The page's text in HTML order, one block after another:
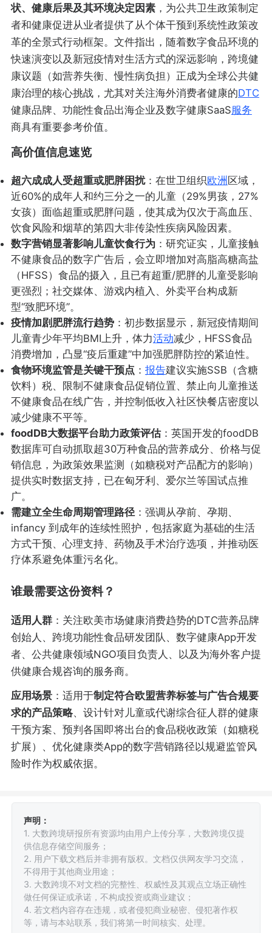
状、健康后果及其环境决定因素，为公共卫生政策制定
者和健康促进从业者提供了从个体干预到系统性政策改
革的全景式行动框架。文件指出，随着数字食品环境的
快速演变以及新冠疫情对生活方式的深远影响，跨境健
康议题（如营养失衡、慢性病负担）正成为全球公共健
康治理的核心挑战，尤其对关注海外消费者健康的DTC
健康品牌、功能性食品出海企业及数字健康SaaS服务
商具有重要参考价值。
高价值信息速览
超六成成人受超重或肥胖困扰：在世卫组织欧洲 区域，
近60%的成年人和约三分之一的儿童（29%男孩，27%
女孩）面临超重或肥胖问题，使其成为仅次于高血压、
饮食风险和烟草的第四大非传染性疾病风险因素。
数字营销显著影响儿童饮食行为 ：研究证实，儿童接触
不健康食品的数字广告后，会立即增加对高脂高糖高盐
（HFSS）食品的摄入，且已有超重/肥胖的儿童受影响
更强烈；社交媒体、游戏内植入、外卖平台构成新
型“致肥环境”。
疫情加剧肥胖流行趋势：初步数据显示，新冠疫情期间
儿童青少年平均BMI上升，体力活动减少，HFSS食品
消费增加，凸显“疫后重建”中加强肥胖防控的紧迫性。
食物环境监管是关键干预点 ： 报告建议实施SSB（含糖
饮料）税、限制不健康食品促销位置、禁止向儿童推送
不健康食品在线广告，并控制低收入社区快餐店密度以
减少健康不平等。
foodDB大数据平台助力政策评估：英国开发的foodDB
数据库可自动抓取超30万种食品的营养成分、价格与促
销信息，为政策效果监测（如糖税对产品配方的影响）
提供实时数据支持，已在匈牙利、爱尔兰等国试点推
广。
需建立全生命周期管理路径：强调从孕前、孕期、
infancy 到成年的连续性照护，包括家庭为基础的生活
方式干预、心理支持、药物及手术治疗选项，并推动医
疗体系避免体重污名化。
谁最需要这份资料？
适用人群：关注欧美市场健康消费趋势的DTC营养品牌
创始人、跨境功能性食品研发团队、数字健康App开发
者、公共健康领域NGO项目负责人、以及为海外客户提
供健康合规咨询的服务商。
应用场景：适用于制定符合欧盟营养标签与广告合规要
求的产品策略、设计针对儿童或代谢综合征人群的健康
干预方案、预判各国即将出台的食品税收政策（如糖税
扩展）、优化健康类App的数字营销路径以规避监管风
险时作为权威依据。
声明：
1. 大数跨境研报所有资源均由用户上传分享，大数跨境仅提
供信息存储空间服务；
2. 用户下载文档后并非拥有版权。文档仅供网友学习交流，
不得用于其他商业用途；
3. 大数跨境不对文档的完整性、权威性及其观点立场正确性
做任何保证或承诺，不构成投资或商业建议；
4. 若文档内容存在违规，或者侵犯商业秘密、侵犯著作权
等，请与本站联系，我们将第一时间核实、处理。